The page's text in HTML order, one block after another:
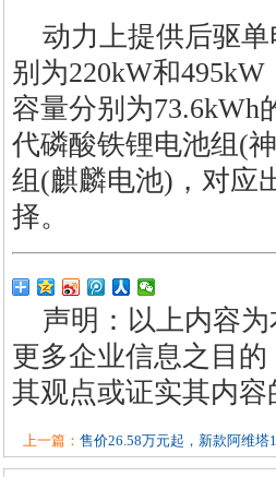
动力上提供后驱
别为220kW和495kW
容量分别为73.6kWh
代磷酸铁锂电池组(
组(麒麟电池)，对应
择。
声明：以上内容
更多企业信息之目
其观点或证实其内
上一篇： 售价26.58万元起，新款阿维塔